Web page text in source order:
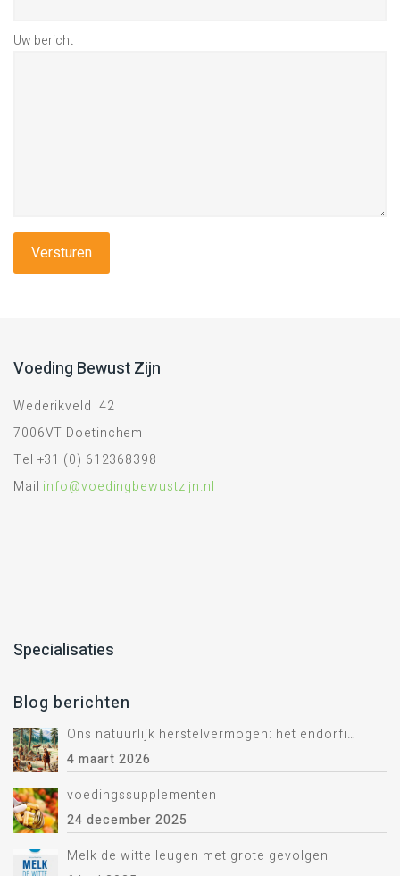
Uw bericht
Voeding Bewust Zijn
Wederikveld 42
7006VT Doetinchem
Tel +31 (0) 612368398
Mail info@voedingbewustzijn.nl
Specialisaties
Blog berichten
Ons natuurlijk herstelvermogen: het endorfine systeem.
4 maart 2026
voedingssupplementen
24 december 2025
Melk de witte leugen met grote gevolgen